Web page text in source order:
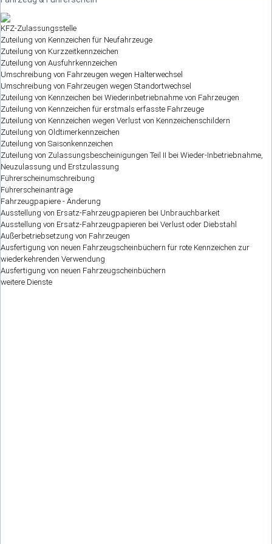
KFZ-Zulassungsstelle
Zuteilung von Kennzeichen für Neufahrzeuge
Zuteilung von Kurzzeitkennzeichen
Zuteilung von Ausfuhrkennzeichen
Umschreibung von Fahrzeugen wegen Halterwechsel
Umschreibung von Fahrzeugen wegen Standortwechsel
Zuteilung von Kennzeichen bei Wiederinbetriebnahme von Fahrzeugen
Zuteilung von Kennzeichen für erstmals erfasste Fahrzeuge
Zuteilung von Kennzeichen wegen Verlust von Kennzeichenschildern
Zuteilung von Oldtimerkennzeichen
Zuteilung von Saisonkennzeichen
Zuteilung von Zulassungsbescheinigungen Teil II bei Wieder-Inbetriebnahme,
Neuzulassung und Erstzulassung
Führerscheinumschreibung
Führerscheinanträge
Fahrzeugpapiere - Änderung
Ausstellung von Ersatz-Fahrzeugpapieren bei Unbrauchbarkeit
Ausstellung von Ersatz-Fahrzeugpapieren bei Verlust oder Diebstahl
Außerbetriebsetzung von Fahrzeugen
Ausfertigung von neuen Fahrzeugscheinbüchern für rote Kennzeichen zur
wiederkehrenden Verwendung
Ausfertigung von neuen Fahrzeugscheinbüchern
weitere Dienste